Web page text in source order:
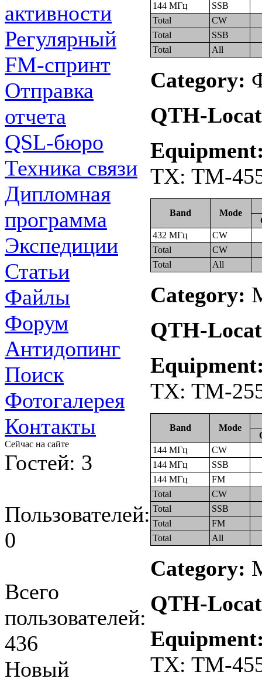
активности
Регулярный
FM-спринт
Отправка
отчета
QSL-бюро
Техника связи
Дипломная
программа
Экспедиции
Статьи
Файлы
Форум
Антидопинг
Поиск
Фотогалерея
Контакты
Сейчас на сайте
Гостей: 3
Пользователей:
0
Всего
пользователей:
436
Новый
144 МГц
SSB
Total
CW
Total
SSB
Total
All
Category:
QTH-
TX: TM-
Band Mode
432 МГц
CW
Total
CW
Total
All
Category:
QTH-
TX: TM-
Band Mode
144 МГц
CW
144 МГц
SSB
144 МГц
FM
Total
CW
Total
SSB
Total
FM
Total
All
Category:
QTH-
TX: TM-